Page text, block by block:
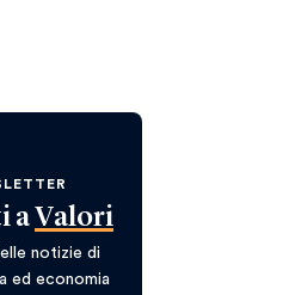
a Valori
notizie di
ed economia